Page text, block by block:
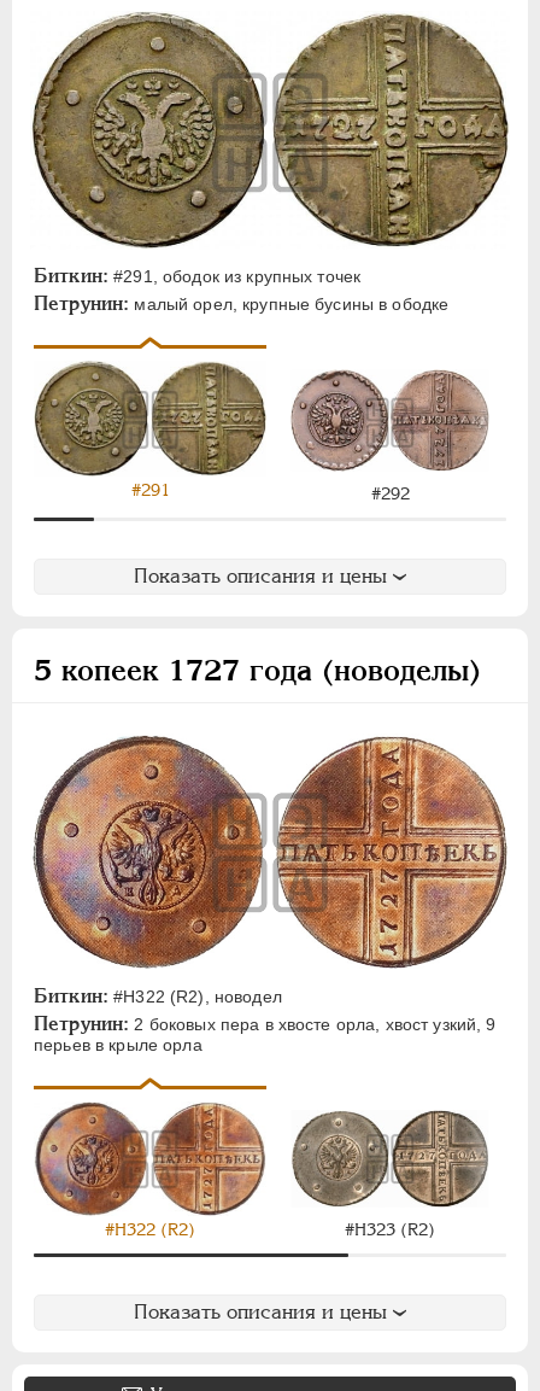
Биткин: #291, ободок из крупных точек
Петрунин: малый орел, крупные бусины в ободке
#291 #292
Показать описания и цены
5 копеек 1727 года (новоделы)
Биткин: #H322 (R2), новодел
Петрунин: 2 боковых пера в хвосте орла, хвост узкий, 9
перьев в крыле орла
#H322 (R2) #H323 (R2)
Показать описания и цены